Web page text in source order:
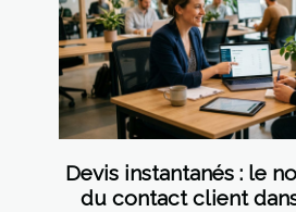
Devis instantanés : le
du contact client